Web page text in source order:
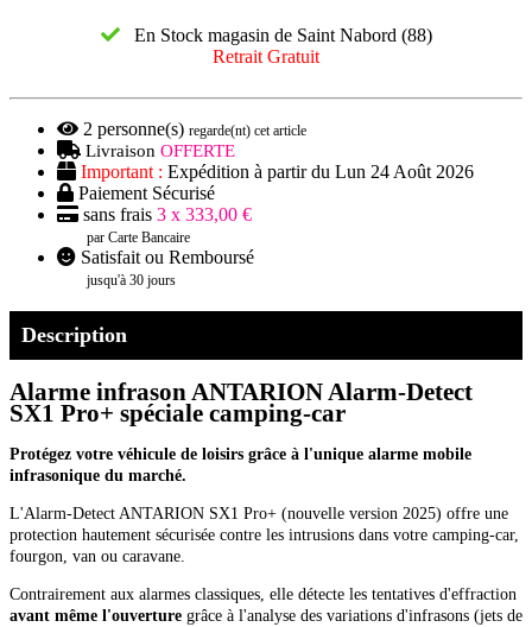
En Stock magasin de Saint Nabord (88)
Retrait Gratuit
2 personne(s) regarde(nt) cet article
Livraison OFFERTE
Important : Expédition à partir du Lun 24 Août 2026
Paiement Sécurisé
sans frais 3 x 333,00 €
par Carte Bancaire
Satisfait ou Remboursé
jusqu'à 30 jours
Description
Alarme infrason ANTARION Alarm-Detect
SX1 Pro+ spéciale camping-car
Protégez votre véhicule de loisirs grâce à l'unique alarme mobile
infrasonique du marché.
L'Alarm-Detect ANTARION SX1 Pro+ (nouvelle version 2025) offre une
protection hautement sécurisée contre les intrusions dans votre camping-car,
fourgon, van ou caravane.
Contrairement aux alarmes classiques, elle détecte les tentatives d'effraction
avant même l'ouverture grâce à l'analyse des variations d'infrasons (jets de